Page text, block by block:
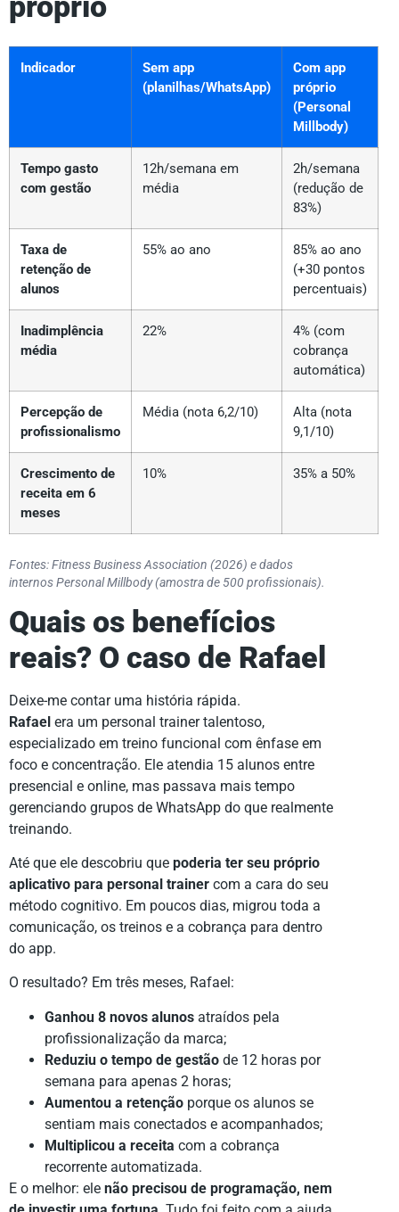
Indicador
Sem app
(planilhas/WhatsApp)
Com app
próprio
(Personal
Millbody)
Tempo gasto
com gestão
12h/semana em
média
2h/semana
(redução de
83%)
Taxa de
retenção de
alunos
55% ao ano
85% ao ano
(+30 pontos
percentuais)
Inadimplência
média
22%
4% (com
cobrança
automática)
Percepção de
profissionalismo
Média (nota 6,2/10)
Alta (nota
9,1/10)
Crescimento de
receita em 6
meses
10% 35% a 50%
Fontes: Fitness Business Association (2026) e dados
internos Personal Millbody (amostra de 500 profissionais).
Quais os benefícios
reais? O caso de Rafael
Deixe-me contar uma história rápida.
Rafael era um personal trainer talentoso,
especializado em treino funcional com ênfase em
foco e concentração. Ele atendia 15 alunos entre
presencial e online, mas passava mais tempo
gerenciando grupos de WhatsApp do que realmente
treinando.
Até que ele descobriu que poderia ter seu próprio
aplicativo para personal trainer com a cara do seu
método cognitivo. Em poucos dias, migrou toda a
comunicação, os treinos e a cobrança para dentro
do app.
O resultado? Em três meses, Rafael:
Ganhou 8 novos alunos atraídos pela
profissionalização da marca;
Reduziu o tempo de gestão de 12 horas por
semana para apenas 2 horas;
Aumentou a retenção porque os alunos se
sentiam mais conectados e acompanhados;
Multiplicou a receita com a cobrança
recorrente automatizada.
E o melhor: ele não precisou de programação, nem